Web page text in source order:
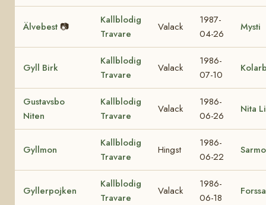
Älvebest 📷
Kallblodig
Travare
Valack
1987-
04-26
Mysti
Gyll Birk
Kallblodig
Travare
Valack
1986-
07-10
Gustavsbo
Niten
Kallblodig
Travare
Valack
1986-
06-26
Nita
Gyllmon
Kallblodig
Travare
Hingst
1986-
06-22
Gyllerpojken
Kallblodig
Travare
Valack
1986-
06-18
Forssa